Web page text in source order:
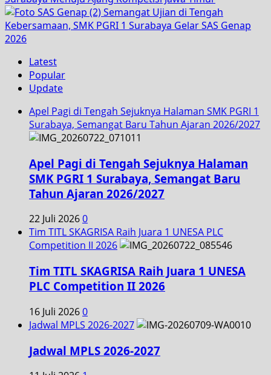
Semangat Ujian di Tengah
Kebersamaan, SMK PGRI 1 Surabaya Gelar SAS Genap
2026
Latest
Popular
Update
Apel Pagi di Tengah Sejuknya Halaman SMK PGRI 1
Surabaya, Semangat Baru Tahun Ajaran 2026/2027
Apel Pagi di Tengah Sejuknya Halaman
SMK PGRI 1 Surabaya, Semangat Baru
Tahun Ajaran 2026/2027
22 Juli 20260
Tim TITL SKAGRISA Raih Juara 1 UNESA PLC
Competition II 2026
Tim TITL SKAGRISA Raih Juara 1 UNESA
PLC Competition II 2026
16 Juli 20260
Jadwal MPLS 2026-2027
Jadwal MPLS 2026-2027